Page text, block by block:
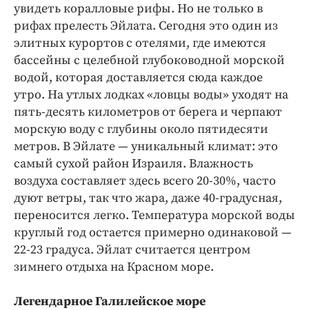
увидеть коралловые рифы. Но не только в
рифах прелесть Эйлата. Сегодня это один из
элитных курортов с отелями, где имеются
бассейны с целебной глубоководной морской
водой, которая доставляется сюда каждое
утро. На утлых лодках «ловцы воды» уходят на
пять-десять километров от берега и черпают
морскую воду с глубины около пятидесяти
метров. В Эйлате — уникальный климат: это
самый сухой район Израиля. Влажность
воздуха составляет здесь всего 20-30%, часто
дуют ветры, так что жара, даже 40-градусная,
переносится легко. Температура морской воды
круглый год остается примерно одинаковой —
22-23 градуса. Эйлат считается центром
зимнего отдыха на Красном море.
Легендарное Галилейское море